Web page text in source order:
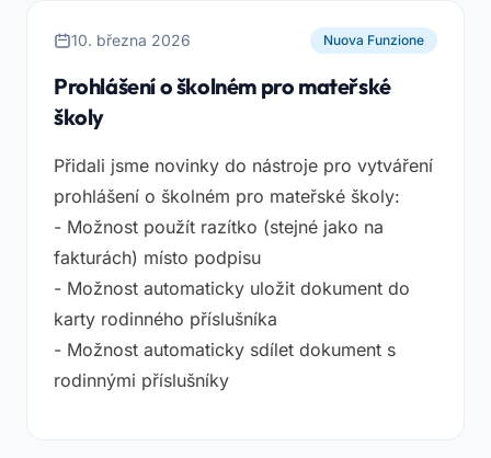
10. března 2026 Nuova Funzione
Prohlášení o školném pro mateřské
školy
Přidali jsme novinky do nástroje pro vytváření
prohlášení o školném pro mateřské školy:
- Možnost použít razítko (stejné jako na
fakturách) místo podpisu
- Možnost automaticky uložit dokument do
karty rodinného příslušníka
- Možnost automaticky sdílet dokument s
rodinnými příslušníky